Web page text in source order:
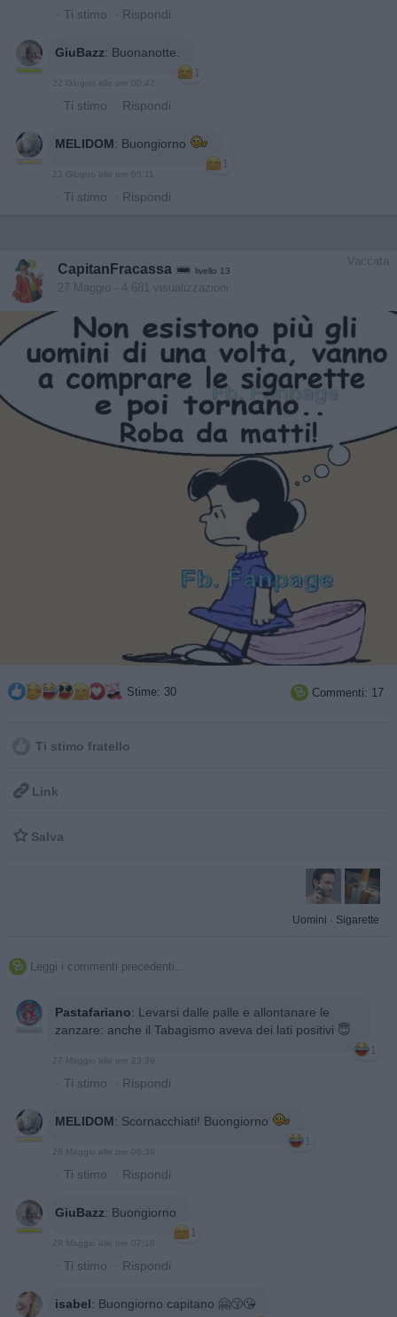
· Ti stimo · Rispondi
GiuBazz: Buonanotte.
1
22 Giugno alle ore 00:42
· Ti stimo · Rispondi
MELIDOM: Buongiorno
1
22 Giugno alle ore 05:11
· Ti stimo · Rispondi
Vaccata
CapitanFracassa livello 13
27 Maggio - 4.681 visualizzazioni
Stime: 30  Commenti: 17
Ti stimo fratello
 Link
 Salva
Uomini · Sigarette
 Leggi i commenti precedenti...
Pastafariano: Levarsi dalle palle e allontanare le
zanzare: anche il Tabagismo aveva dei lati positivi 😇
1
27 Maggio alle ore 23:39
· Ti stimo · Rispondi
MELIDOM: Scornacchiati! Buongiorno
1
28 Maggio alle ore 06:39
· Ti stimo · Rispondi
GiuBazz: Buongiorno
1
28 Maggio alle ore 07:16
· Ti stimo · Rispondi
isabel: Buongiorno capitano 🤗😙😘